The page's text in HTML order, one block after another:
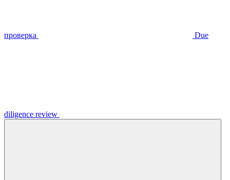
проверка Due
diligence review